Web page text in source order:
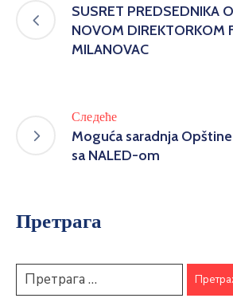
SUSRET PREDSEDNIKA
NOVOM DIREKTORKOM
MILANOVAC
Следеће
Moguća saradnja
sa NALED-om
Претрага